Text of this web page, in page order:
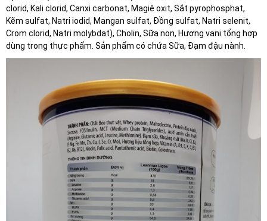
clorid, Kali clorid, Canxi carbonat, Magiê oxit, Sắt pyrophosphat,
Kẽm sulfat, Natri iodid, Mangan sulfat, Đồng sulfat, Natri selenit,
Crom clorid, Natri molybdat), Cholin, Sữa non, Hương vani tổng hợp
dùng trong thực phẩm. Sản phẩm có chứa Sữa, Đạm đậu nành.